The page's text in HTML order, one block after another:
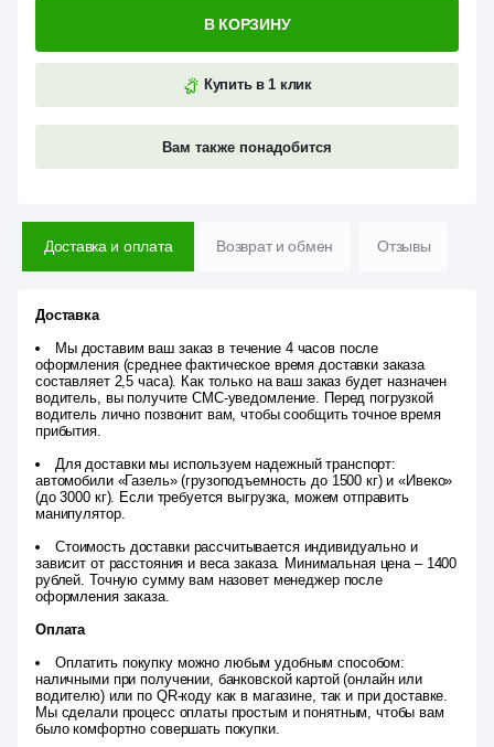
Купить в 1 клик
Вам также понадобится
В КОРЗИНУ
Доставка и оплата Возврат и обмен Отзывы
Доставка
Мы доставим ваш заказ в течение 4 часов после
оформления (среднее фактическое время доставки заказа
составляет 2,5 часа). Как только на ваш заказ будет назначен
водитель, вы получите СМС-уведомление. Перед погрузкой
водитель лично позвонит вам, чтобы сообщить точное время
прибытия.
Для доставки мы используем надежный транспорт:
автомобили «Газель» (грузоподъемность до 1500 кг) и «Ивеко»
(до 3000 кг). Если требуется выгрузка, можем отправить
манипулятор.
Стоимость доставки рассчитывается индивидуально и
зависит от расстояния и веса заказа. Минимальная цена – 1400
рублей. Точную сумму вам назовет менеджер после
оформления заказа.
Оплата
Оплатить покупку можно любым удобным способом:
наличными при получении, банковской картой (онлайн или
водителю) или по QR-коду как в магазине, так и при доставке.
Мы сделали процесс оплаты простым и понятным, чтобы вам
было комфортно совершать покупки.